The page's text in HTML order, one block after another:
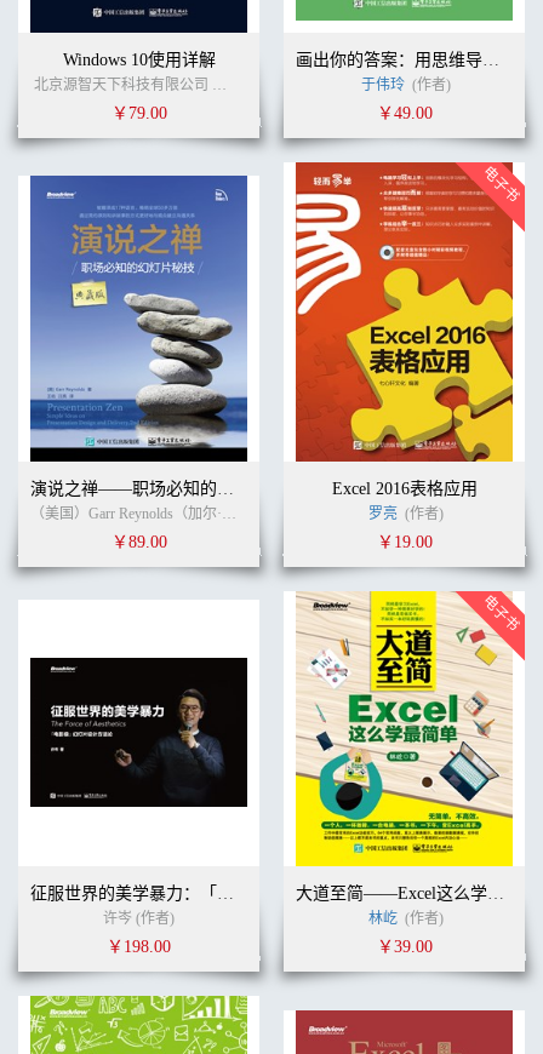
Windows 10使用详解
北京源智天下科技有限公司张启玉
￥79.00
画出你的答案：用思维导图理清思路、解决问题、达成目标
于伟玲 (作者)
￥49.00
演说之禅——职场必知的幻灯片秘技（典藏版）
（美国）Garr Reynolds（加尔·雷纳德） (作者) 王佑 (译者)
￥89.00
Excel 2016表格应用
罗亮 (作者)
￥19.00
征服世界的美学暴力：「电影级」幻灯片设计方法论（含U盘1个）
许岑 (作者)
￥198.00
大道至简——Excel这么学最简单
林屹 (作者)
￥39.00